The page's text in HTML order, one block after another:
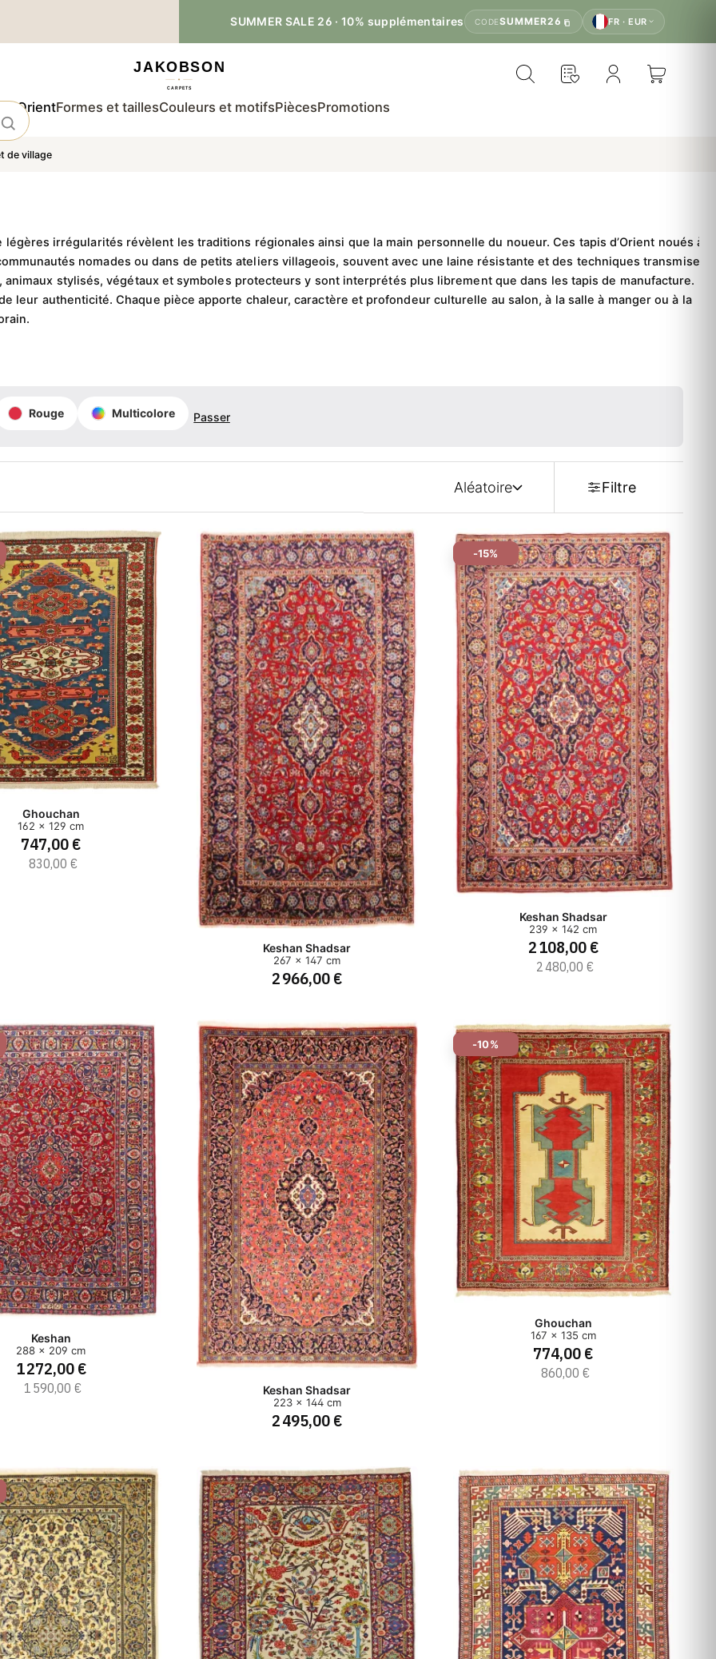
SUMMER SALE 26 · 10% supplémentaires CODESUMMER26 FR · EUR
d'OrientFormes et taillesCouleurs et motifsPiècesPromotions
de village
irrégularités révèlent les traditions régionales ainsi que la main personnelle du noueur.Ces tapis d’Orient noués à
nomades ou dans de petits ateliers villageois, souvent avec une laine résistante et des techniques transmises
stylisés, végétaux et symboles protecteurs y sont interprétés plus librement que dans les tapis de manufacture.
leur authenticité. Chaque pièce apporte chaleur, caractère et profondeur culturelle au salon, à la salle à manger ou à la
Rouge Multicolore Passer
Aléatoire Filtre
Ghouchan
162 x 129 cm
747,00 €
830,00 €
Keshan Shadsar
267 x 147 cm
2 966,00 €
-15%
Keshan Shadsar
239 x 142 cm
2 108,00 €
2 480,00 €
Keshan
288 x 209 cm
1 272,00 €
1 590,00 € Keshan Shadsar
223 x 144 cm
2 495,00 €
-10%
Ghouchan
167 x 135 cm
774,00 €
860,00 €